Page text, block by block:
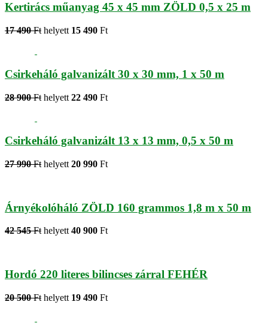
Kertirács műanyag 45 x 45 mm ZÖLD 0,5 x 25 m
17 490 Ft helyett 15 490 Ft
Csirkeháló galvanizált 30 x 30 mm, 1 x 50 m
28 900 Ft helyett 22 490 Ft
Csirkeháló galvanizált 13 x 13 mm, 0,5 x 50 m
27 990 Ft helyett 20 990 Ft
Árnyékolóháló ZÖLD 160 grammos 1,8 m x 50 m
42 545 Fthelyett40 900 Ft
Hordó 220 literes bilincses zárral FEHÉR
20 500 Ft helyett 19 490 Ft